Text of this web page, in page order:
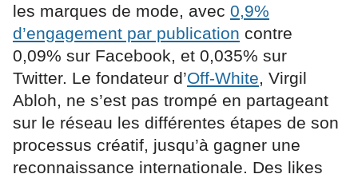
les marques de mode, avec 0,9%
d’engagement par publication contre
0,09% sur Facebook, et 0,035% sur
Twitter. Le fondateur d’Off-White, Virgil
Abloh, ne s’est pas trompé en partageant
sur le réseau les différentes étapes de son
processus créatif, jusqu’à gagner une
reconnaissance internationale. Des likes